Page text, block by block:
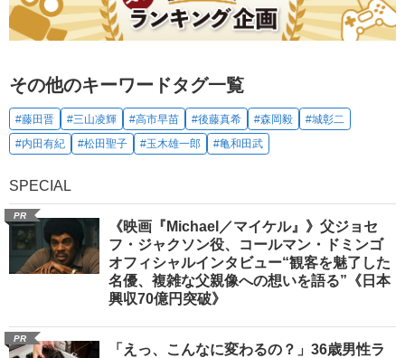
その他のキーワードタグ一覧
#藤田晋 #三山凌輝 #高市早苗 #後藤真希 #森岡毅
#城彰二
#内田有紀
#松田聖子 #玉木雄一郎 #亀和田武
SPECIAL
PR
《映画『Michael／マイケル』》父ジョセ
フ・ジャクソン役、コールマン・ドミンゴ
オフィシャルインタビュー“観客を魅了した
名優、複雑な父親像への想いを語る”《日本
興収70億円突破》
PR
「えっ、こんなに変わるの？」36歳男性ラ